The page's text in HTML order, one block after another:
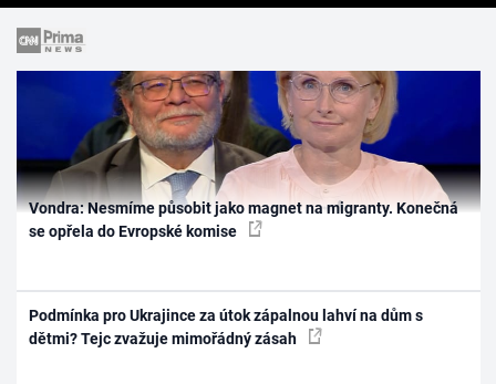
Vondra: Nesmíme působit jako magnet na migranty. Konečná
se opřela do Evropské komise
Podmínka pro Ukrajince za útok zápalnou lahví na dům s
dětmi? Tejc zvažuje mimořádný zásah